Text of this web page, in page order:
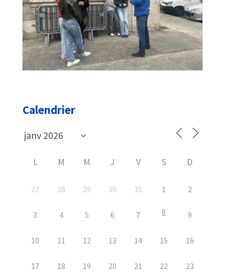
Calendrier
L M M J V S D
27 28 29 30 31 1 2
3 4 5 6 7 8 9
10 11 12 13 14 15 16
17 18 19 20 21 22 23